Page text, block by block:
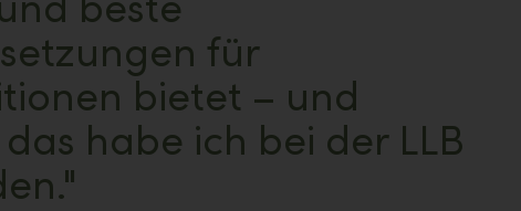
für
bietet – und
habe ich bei der LLB